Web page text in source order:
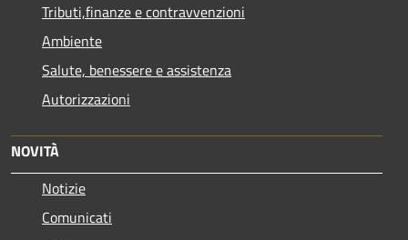
Tributi,finanze e contravvenzioni
Ambiente
Salute, benessere e assistenza
Autorizzazioni
NOVITÀ
Notizie
Comunicati